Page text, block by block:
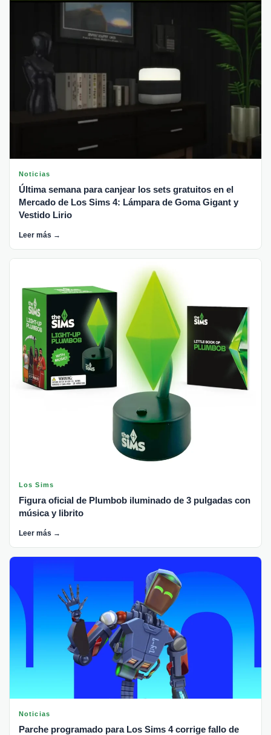
Noticias
Última semana para canjear los sets gratuitos en el
Mercado de Los Sims 4: Lámpara de Goma Gigant y
Vestido Lirio
Leer más →
Los Sims
Figura oficial de Plumbob iluminado de 3 pulgadas con
música y librito
Leer más →
Noticias
Parche programado para Los Sims 4 corrige fallo de